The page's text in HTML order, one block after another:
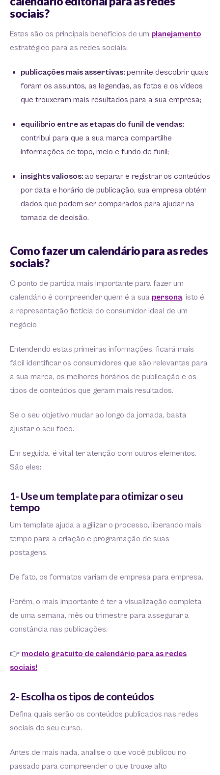
sociais?
Estes são os principais benefícios de um planejamento
estratégico para as redes sociais:
publicações mais assertivas: permite descobrir quais
foram os assuntos, as legendas, as fotos e os vídeos
que trouxeram mais resultados para a sua empresa;
equilíbrio entre as etapas do funil de vendas:
contribui para que a sua marca compartilhe
informações de topo, meio e fundo de funil;
insights valiosos: ao separar e registrar os conteúdos
por data e horário de publicação, sua empresa obtém
dados que podem ser comparados para ajudar na
tomada de decisão.
Como fazer um calendário para as redes
sociais?
O ponto de partida mais importante para fazer um
calendário é compreender quem é a sua persona, isto é,
a representação fictícia do consumidor ideal de um
negócio
Entendendo estas primeiras informações, ficará mais
fácil identificar os consumidores que são relevantes para
a sua marca, os melhores horários de publicação e os
tipos de conteúdos que geram mais resultados.
Se o seu objetivo mudar ao longo da jornada, basta
ajustar o seu foco.
Em seguida, é vital ter atenção com outros elementos.
São eles:
1- Use um template para otimizar o seu
tempo
Um template ajuda a agilizar o processo, liberando mais
tempo para a criação e programação de suas
postagens.
De fato, os formatos variam de empresa para empresa.
Porém, o mais importante é ter a visualização completa
de uma semana, mês ou trimestre para assegurar a
constância nas publicações.
👉 modelo gratuito de calendário para as redes
sociais!
2- Escolha os tipos de conteúdos
Defina quais serão os conteúdos publicados nas redes
sociais do seu curso.
Antes de mais nada, analise o que você publicou no
passado para compreender o que trouxe alto